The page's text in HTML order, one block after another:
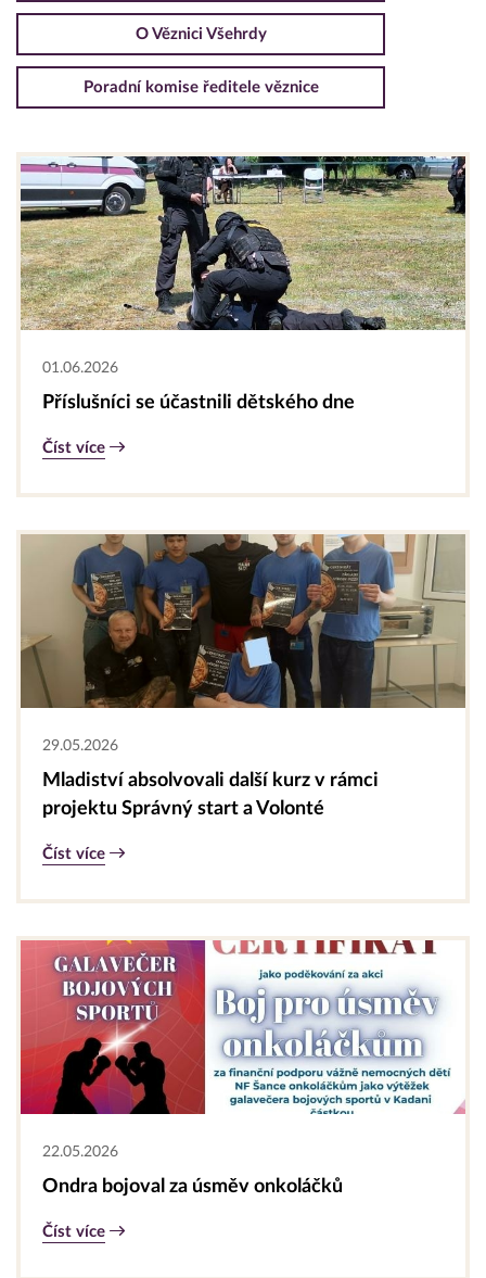
O Věznici Všehrdy
Poradní komise ředitele věznice
01.06.2026
Příslušníci se účastnili dětského dne
Číst více
29.05.2026
Mladiství absolvovali další kurz v rámci
projektu Správný start a Volonté
Číst více
22.05.2026
Ondra bojoval za úsměv onkoláčků
Číst více